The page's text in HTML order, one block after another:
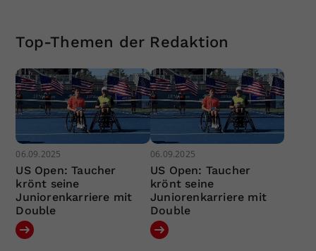
Top-Themen der Redaktion
06.09.2025
US Open: Taucher
krönt seine
Juniorenkarriere mit
Double
06.09.2025
US Open: Taucher
krönt seine
Juniorenkarriere mit
Double